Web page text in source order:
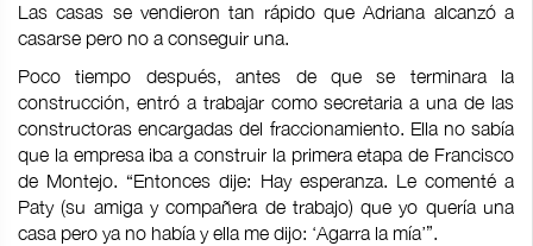
Las casas se vendieron tan rápido que Adriana alcanzó a
casarse pero no a conseguir una.
Poco tiempo después, antes de que se terminara la
construcción, entró a trabajar como secretaria a una de las
constructoras encargadas del fraccionamiento. Ella no sabía
que la empresa iba a construir la primera etapa de Francisco
de Montejo. “Entonces dije: Hay esperanza. Le comenté a
Paty (su amiga y compañera de trabajo) que yo quería una
casa pero ya no había y ella me dijo: ‘Agarra la mía’”.